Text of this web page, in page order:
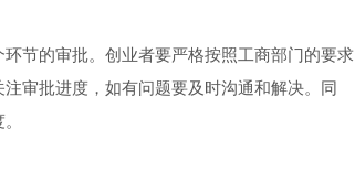
节的审批。创业者要严格按照工商部门的要求
审批进度，如有问题要及时沟通和解决。同